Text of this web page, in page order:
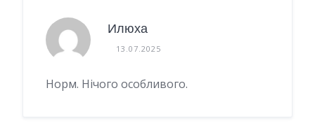
Илюха
13.07.2025
Норм. Нічого особливого.